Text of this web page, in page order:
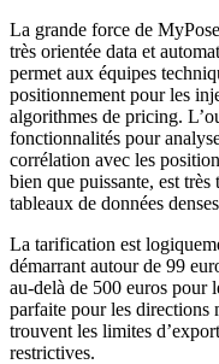
La grande force de
très orientée data et
permet aux équipes
positionnement pour les
algorithmes de pricing.
fonctionnalités pour
corrélation avec les
bien que puissante, est
tableaux de données
La tarification est
démarrant autour de 99
au-delà de 500 euros pour
parfaite pour les directions
trouvent les limites
restrictives.